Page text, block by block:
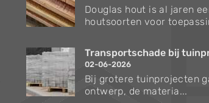
Douglas hout is al jaren
houtsoorten voor
Transportschade bij
02-06-2026
Bij grotere tuinprojecten
ontwerp, de materia...